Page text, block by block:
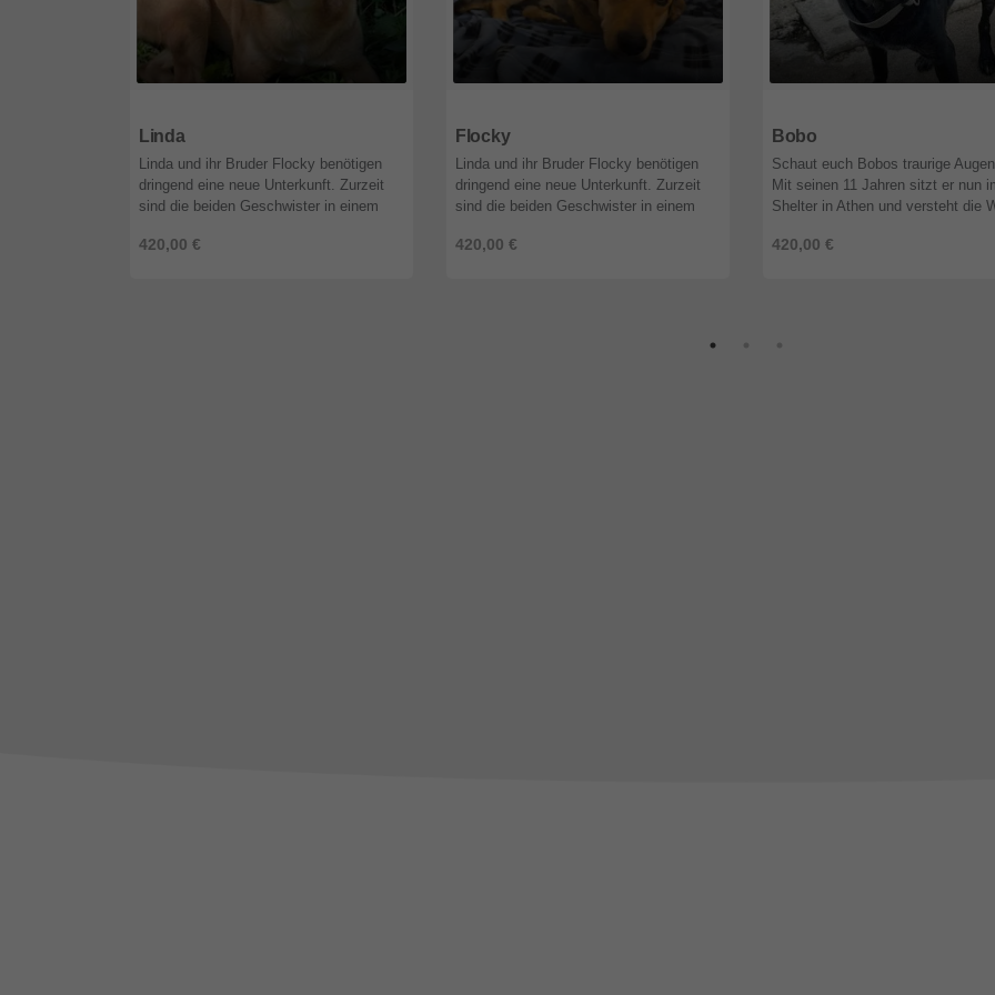
Linda
420,00 €
Linda und ihr Bruder Flocky benötigen
dringend eine neue Unterkunft. Zurzeit
sind die beiden Geschwister in einem
Dort müssen sie aber weg, da ...
Flocky
420,00 €
Linda und ihr Bruder Flocky benötigen
dringend eine neue Unterkunft. Zurzeit
sind die beiden Geschwister in einem
Dort müssen sie aber weg, da ...
Bobo
420,00 €
Schaut euch Bobos traurige
Mit seinen 11 Jahren sitzt er nun
Shelter in Athen und versteht die
Familie. Seit er ein Welpe war. Un